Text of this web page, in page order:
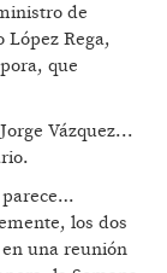
de
López Rega,
que
Vázquez...
parece…
los dos
una reunión